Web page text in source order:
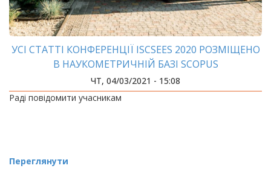
УСІ СТАТТІ КОНФЕРЕНЦІЇ ISCSEES 2020 РОЗМІЩЕНО
В НАУКОМЕТРИЧНІЙ БАЗІ SCOPUS
ЧТ, 04/03/2021 - 15:08
Раді повідомити учасникам
Переглянути